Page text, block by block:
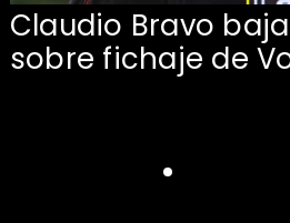
Claudio Bravo
sobre fichaje de